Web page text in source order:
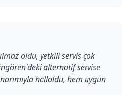
oldu, yetkili servis çok
alternatif servise
halloldu, hem uygun